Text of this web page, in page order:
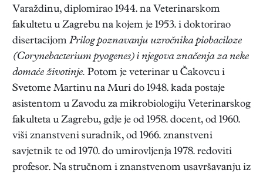
Varaždinu, diplomirao 1944. na Veterinarskom
fakultetu u Zagrebu na kojem je 1953. i doktorirao
disertacijom Prilog poznavanju uzročnika piobaciloze
(Corynebacterium pyogenes) i njegova značenja za neke
domaće životinje. Potom je veterinar u Čakovcu i
Svetome Martinu na Muri do 1948. kada postaje
asistentom u Zavodu za mikrobiologiju Veterinarskog
fakulteta u Zagrebu, gdje je od 1958. docent, od 1960.
viši znanstveni suradnik, od 1966. znanstveni
savjetnik te od 1970. do umirovljenja 1978. redoviti
profesor. Na stručnom i znanstvenom usavršavanju iz